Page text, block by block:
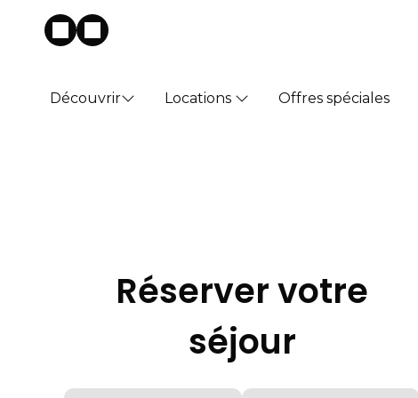
Découvrir Locations Offres spéciales
Réserver votre
séjour